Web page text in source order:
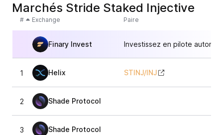
Marchés Stride Staked Injective
# Exchange Paire
Finary Invest Investissez en pilote
1 Helix STINJ/INJ
2 Shade Protocol
3 Shade Protocol